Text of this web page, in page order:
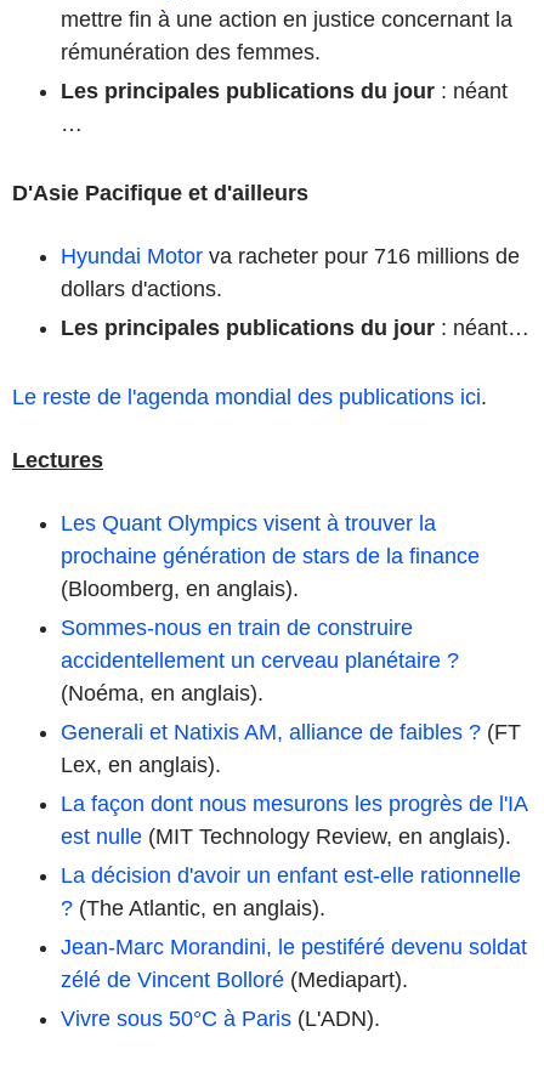
mettre fin à une action en justice concernant la
rémunération des femmes.
Les principales publications du jour : néant
…
D'Asie Pacifique et d'ailleurs
Hyundai Motor va racheter pour 716 millions de
dollars d'actions.
Les principales publications du jour : néant…
Le reste de l'agenda mondial des publications ici.
Lectures
Les Quant Olympics visent à trouver la
prochaine génération de stars de la finance
(Bloomberg, en anglais).
Sommes-nous en train de construire
accidentellement un cerveau planétaire ?
(Noéma, en anglais).
Generali et Natixis AM, alliance de faibles ? (FT
Lex, en anglais).
La façon dont nous mesurons les progrès de l'IA
est nulle (MIT Technology Review, en anglais).
La décision d'avoir un enfant est-elle rationnelle
? (The Atlantic, en anglais).
Jean-Marc Morandini, le pestiféré devenu soldat
zélé de Vincent Bolloré (Mediapart).
Vivre sous 50°C à Paris (L'ADN).